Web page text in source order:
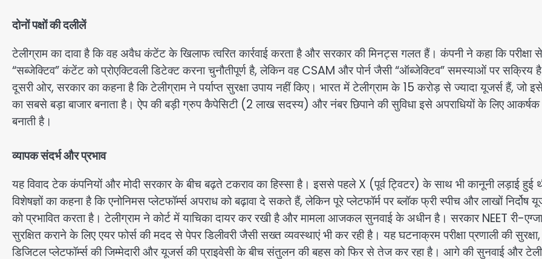
दोनों पक्षों की दलीलें
टेलीग्राम का दावा है कि वह अवैध कंटेंट के खिलाफ त्वरित कार्रवाई करता है और सरकार की मिनट्स गलत हैं। कंपनी ने कहा कि परीक्षा
“सब्जेक्टिव” कंटेंट को प्रोएक्टिवली डिटेक्ट करना चुनौतीपूर्ण है, लेकिन वह CSAM और पोर्न जैसी “ऑब्जेक्टिव” समस्याओं पर सक्रिय
दूसरी ओर, सरकार का कहना है कि टेलीग्राम ने पर्याप्त सुरक्षा उपाय नहीं किए। भारत में टेलीग्राम के 15 करोड़ से ज्यादा यूजर्स हैं, जो
का सबसे बड़ा बाजार बनाता है। ऐप की बड़ी ग्रुप कैपेसिटी (2 लाख सदस्य) और नंबर छिपाने की सुविधा इसे अपराधियों के लिए आकर्षक
बनाती है।
व्यापक संदर्भ और प्रभाव
यह विवाद टेक कंपनियों और मोदी सरकार के बीच बढ़ते टकराव का हिस्सा है। इससे पहले X (पूर्व ट्विटर) के साथ भी कानूनी लड़ाई हुई
विशेषज्ञों का कहना है कि एनोनिमस प्लेटफॉर्म्स अपराध को बढ़ावा दे सकते हैं, लेकिन पूरे प्लेटफॉर्म पर ब्लॉक फ्री स्पीच और लाखों निर्दोष
को प्रभावित करता है। टेलीग्राम ने कोर्ट में याचिका दायर कर रखी है और मामला आजकल सुनवाई के अधीन है। सरकार NEET री-
सुरक्षित कराने के लिए एयर फोर्स की मदद से पेपर डिलीवरी जैसी सख्त व्यवस्थाएं भी कर रही है। यह घटनाक्रम परीक्षा प्रणाली की सुरक्षा,
डिजिटल प्लेटफॉर्म्स की जिम्मेदारी और यूजर्स की प्राइवेसी के बीच संतुलन की बहस को फिर से तेज कर रहा है। आगे की सुनवाई और